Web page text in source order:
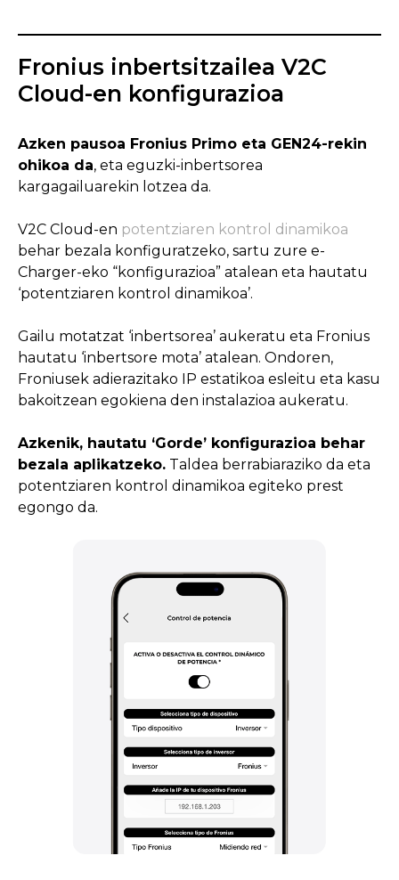
Fronius inbertsitzailea V2C
Cloud-en konfigurazioa
Azken pausoa Fronius Primo eta GEN24-rekin
ohikoa da, eta eguzki-inbertsorea
kargagailuarekin lotzea da.
V2C Cloud-en potentziaren kontrol dinamikoa
behar bezala konfiguratzeko, sartu zure e-
Charger-eko “konfigurazioa” atalean eta hautatu
‘potentziaren kontrol dinamikoa’.
Gailu motatzat ‘inbertsorea’ aukeratu eta Fronius
hautatu ‘inbertsore mota’ atalean. Ondoren,
Froniusek adierazitako IP estatikoa esleitu eta kasu
bakoitzean egokiena den instalazioa aukeratu.
Azkenik, hautatu ‘Gorde’ konfigurazioa behar
bezala aplikatzeko. Taldea berrabiaraziko da eta
potentziaren kontrol dinamikoa egiteko prest
egongo da.